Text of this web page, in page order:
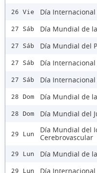
26 Vie Día
27 Sáb Día Mundial de
27 Sáb Día Mundial del
27 Sáb Día
27 Sáb Día
28 Dom Día Mundial de
28 Dom Día Mundial del
29 Lun
Día Mundial del
Cerebrovascular
29 Lun Día Mundial de
29 Lun Día